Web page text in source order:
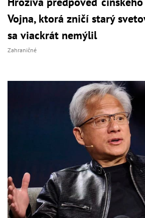
Vojna, ktorá zničí starý
sa viackrát nemýlil
Zahraničné